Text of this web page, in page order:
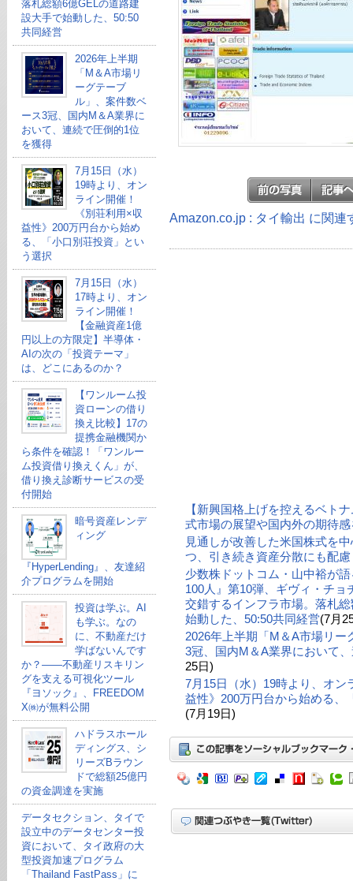
落札総額6億GELの道路建
設大手で始動した、50:50
共同経営
2026年上半期
「M＆A市場リ
ーグテーブ
ル」、案件数ベ
ース3冠、国内M＆A業界に
おいて、連続で圧倒的1位
を獲得
7月15日（水）
19時より、オン
ライン開催！
《別荘利用×収
益性》200万円台から始め
る、「小口別荘投資」とい
う選択
7月15日（水）
17時より、オン
ライン開催！
【金融資産1億
円以上の方限定】半導体・
AIの次の「投資テーマ」
は、どこにあるのか？
【ワンルーム投
資ローンの借り
換え比較】17の
提携金融機関か
ら条件を確認！「ワンルー
ム投資借り換えくん」が、
借り換え診断サービスの受
付開始
暗号資産レンデ
ィング
『HyperLending』、友達紹
介プログラムを開始
投資は学ぶ。AI
も学ぶ。なの
に、不動産だけ
学ばないんです
か？——不動産リスキリン
グを支える可視化ツール
『ヨソック』、FREEDOM
X㈱が無料公開
ハドラスホール
ディングス、シ
リーズBラウン
ドで総額25億円
の資金調達を実施
データセクション、タイで
設立中のデータセンター投
資において、タイ政府の大
型投資加速プログラム
「Thailand FastPass」に
Amazon.co.jp : タイ輸出 に関連
【新興国格上げを控えるベト
式市場の展望や国内外の期待
見通しが改善した米国株式を
つ、引き続き資産分散にも配
少数株ドットコム・山中裕が
100人』第10弾、ギヴィ・チ
交錯するインフラ市場。落札
始動した、50:50共同経営(7月
2026年上半期「M＆A市場リー
3冠、国内M＆A業界において
25日)
7月15日（水）19時より、オン
益性》200万円台から始める、
(7月19日)